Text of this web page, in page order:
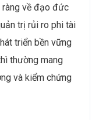
ràng về đạo đức
trị rủi ro phi tài
triển bền vững
thường mang
và kiểm chứng